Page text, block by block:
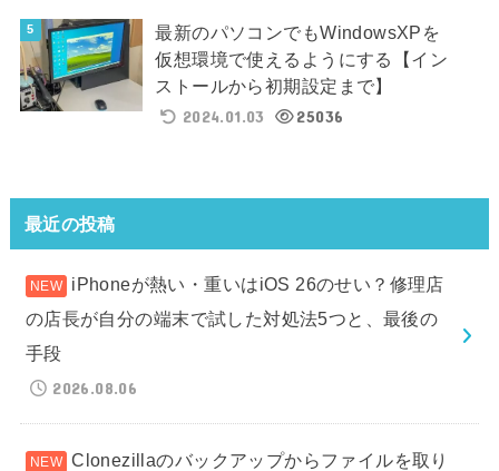
最新のパソコンでもWindowsXPを
仮想環境で使えるようにする【イン
ストールから初期設定まで】
2024.01.03
25036
最近の投稿
iPhoneが熱い・重いはiOS 26のせい？修理店
の店長が自分の端末で試した対処法5つと、最後の
手段
2026.08.06
Clonezillaのバックアップからファイルを取り